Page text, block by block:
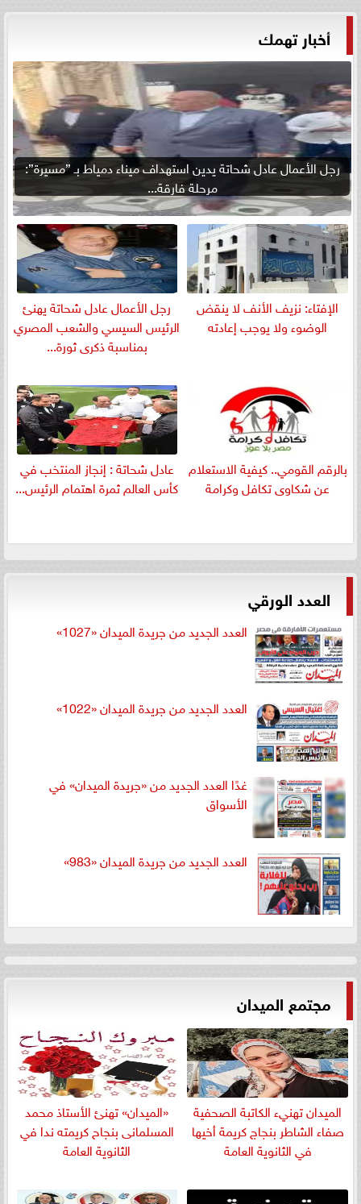
أخبار تهمك
رجل الأعمال عادل شحاتة يدين استهداف ميناء دمياط بـ ”مسيرة”:
مرحلة فارقة...
الإفتاء: نزيف الأنف لا ينقض
الوضوء ولا يوجب إعادته
رجل الأعمال عادل شحاتة يهنئ
الرئيس السيسي والشعب المصري
بمناسبة ذكرى ثورة...
بالرقم القومي.. كيفية الاستعلام
عن شكاوى تكافل وكرامة
عادل شحاتة : إنجاز المنتخب في
كأس العالم ثمرة اهتمام الرئيس...
العدد الورقي
العدد الجديد من جريدة الميدان «1027»
العدد الجديد من جريدة الميدان «1022»
غدًا العدد الجديد من «جريدة الميدان» في
الأسواق
العدد الجديد من جريدة الميدان «983»
مجتمع الميدان
الميدان تهنيء الكاتبة الصحفية
صفاء الشاطر بنجاج كريمة أخيها
في الثانوية العامة
«الميدان» تهنئ الأستاذ محمد
المسلمانى بنجاح كريمته ندا في
الثانوية العامة